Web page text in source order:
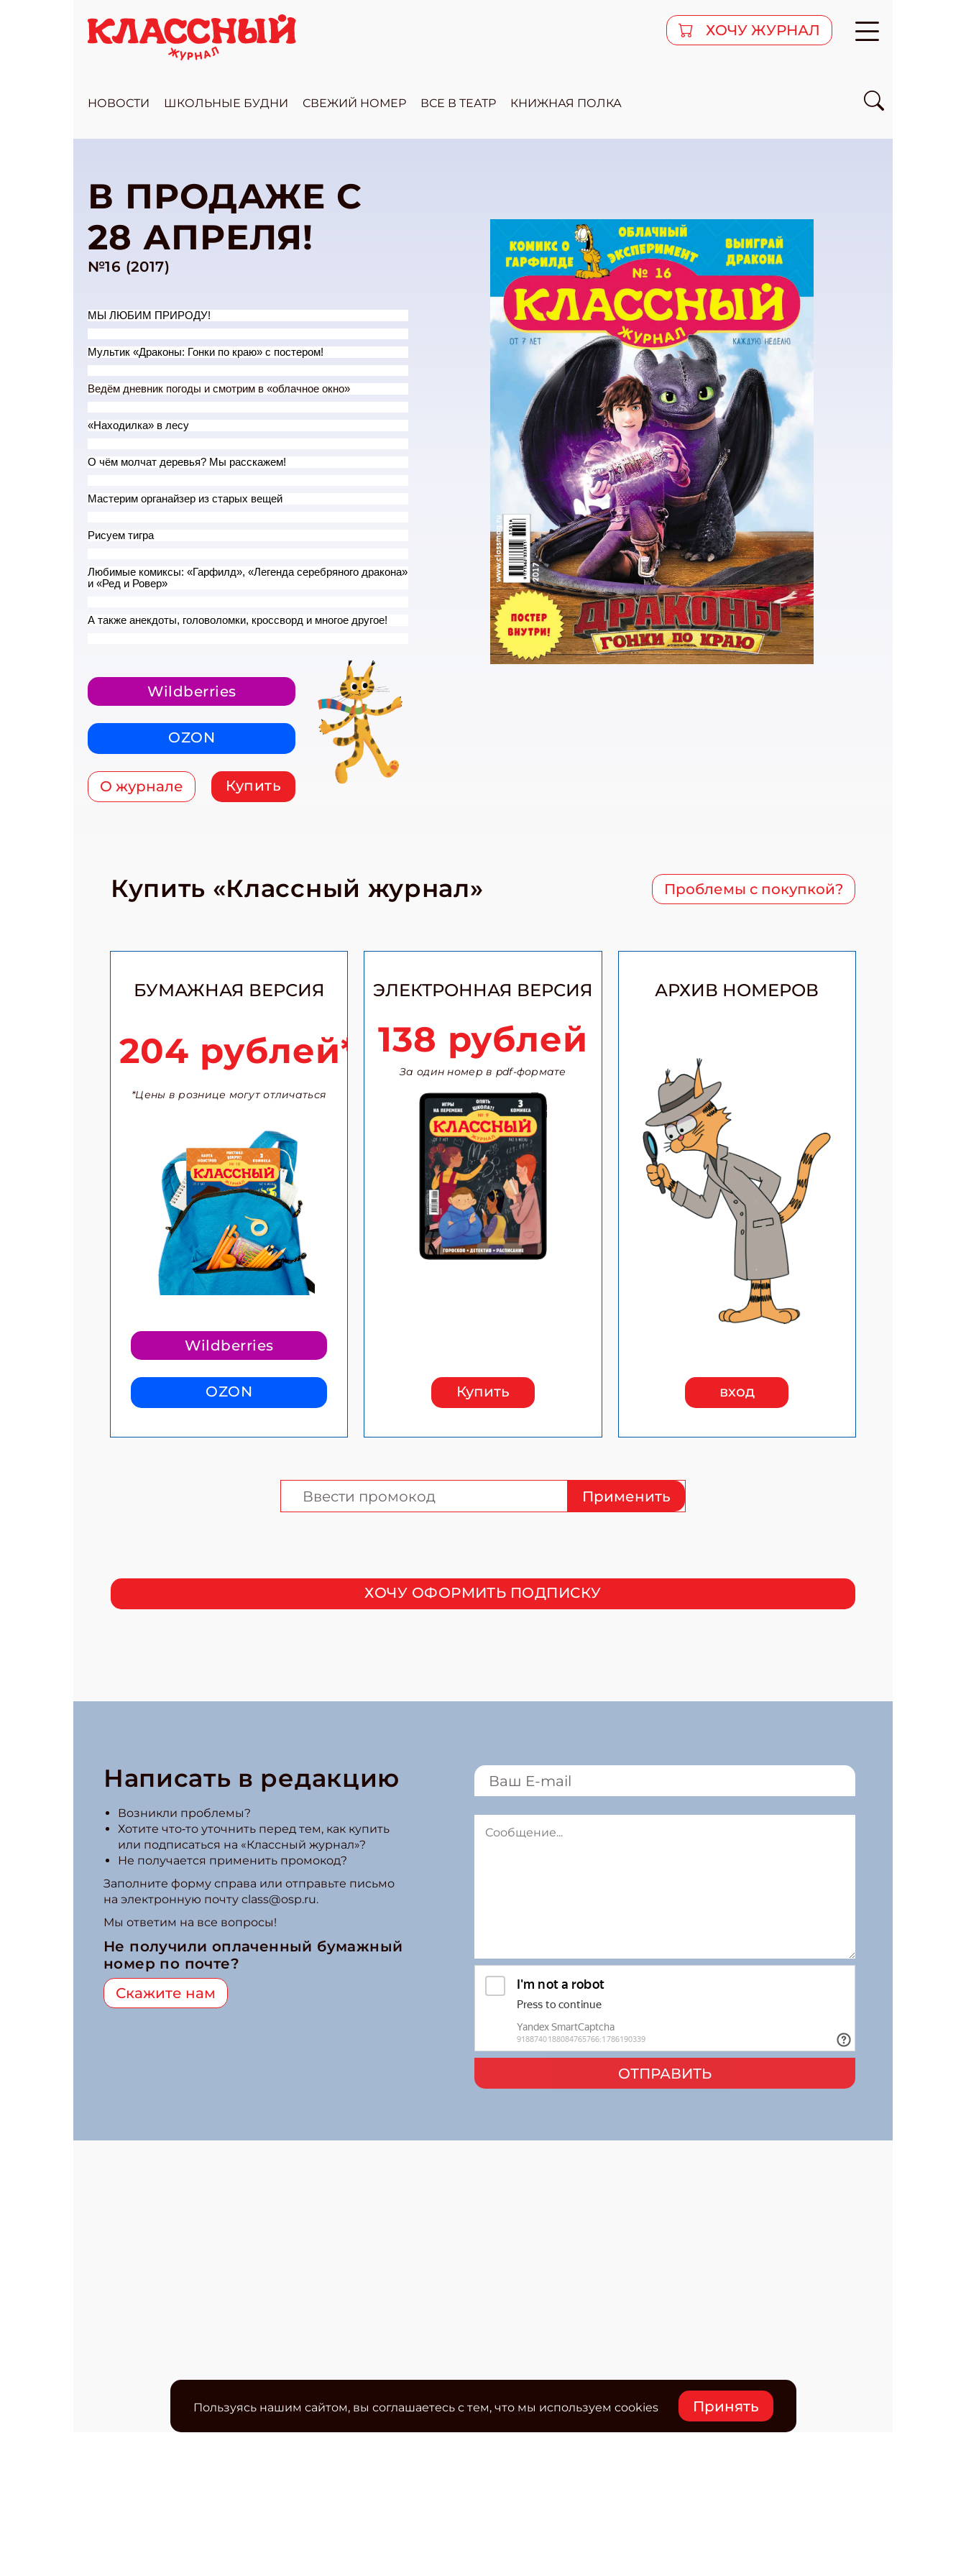
ХОЧУ ЖУРНАЛ
НОВОСТИ ШКОЛЬНЫЕ БУДНИ СВЕЖИЙ НОМЕР ВСЕ В ТЕАТР КНИЖНАЯ ПОЛКА
В ПРОДАЖЕ С
28 АПРЕЛЯ!
№16 (2017)
МЫ ЛЮБИМ ПРИРОДУ!
Мультик «Драконы: Гонки по краю» с постером!
Ведём дневник погоды и смотрим в «облачное окно»
«Находилка» в лесу
О чём молчат деревья? Мы расскажем!
Мастерим органайзер из старых вещей
Рисуем тигра
Любимые комиксы: «Гарфилд», «Легенда серебряного дракона»
и «Ред и Ровер»
А также анекдоты, головоломки, кроссворд и многое другое!
Wildberries
OZON
О журнале Купить
Купить «Классный журнал» Проблемы с покупкой?
БУМАЖНАЯ ВЕРСИЯ
204 рублей*
*Цены в рознице могут отличаться
Wildberries
OZON
ЭЛЕКТРОННАЯ ВЕРСИЯ
138 рублей
За один номер в pdf-формате
Купить
АРХИВ НОМЕРОВ
вход
Применить
ХОЧУ ОФОРМИТЬ ПОДПИСКУ
Написать в редакцию
Возникли проблемы?
Хотите что‑то уточнить перед тем, как купить
или подписаться на «Классный журнал»?
Не получается применить промокод?
Заполните форму справа или отправьте письмо
на электронную почту class@osp.ru.
Мы ответим на все вопросы!
Не получили оплаченный бумажный
номер по почте?
Скажите нам
ОТПРАВИТЬ
Пользуясь нашим сайтом, вы соглашаетесь с тем, что мы используем cookies Принять